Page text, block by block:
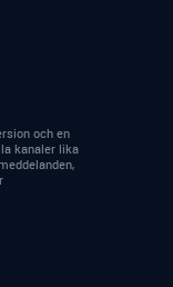
och en
kanaler lika